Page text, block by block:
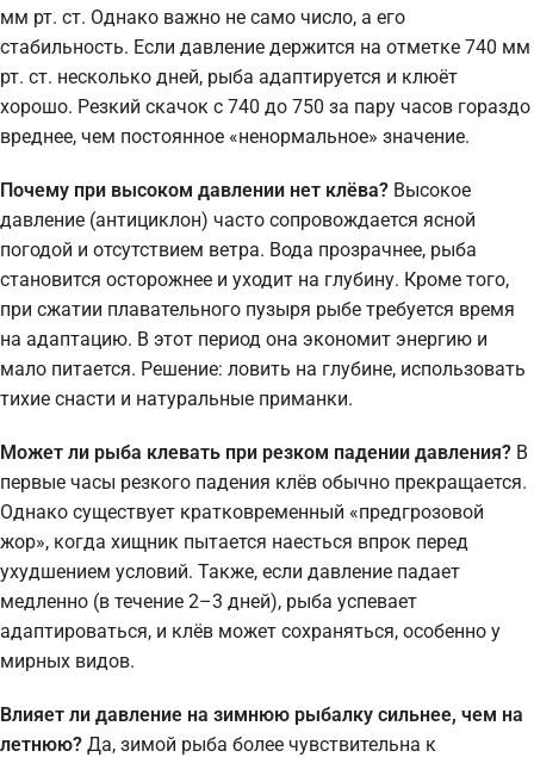
мм рт. ст. Однако важно не само число, а его
стабильность. Если давление держится на отметке 740 мм
рт. ст. несколько дней, рыба адаптируется и клюёт
хорошо. Резкий скачок с 740 до 750 за пару часов гораздо
вреднее, чем постоянное «ненормальное» значение.
Почему при высоком давлении нет клёва? Высокое
давление (антициклон) часто сопровождается ясной
погодой и отсутствием ветра. Вода прозрачнее, рыба
становится осторожнее и уходит на глубину. Кроме того,
при сжатии плавательного пузыря рыбе требуется время
на адаптацию. В этот период она экономит энергию и
мало питается. Решение: ловить на глубине, использовать
тихие снасти и натуральные приманки.
Может ли рыба клевать при резком падении давления? В
первые часы резкого падения клёв обычно прекращается.
Однако существует кратковременный «предгрозовой
жор», когда хищник пытается наесться впрок перед
ухудшением условий. Также, если давление падает
медленно (в течение 2–3 дней), рыба успевает
адаптироваться, и клёв может сохраняться, особенно у
мирных видов.
Влияет ли давление на зимнюю рыбалку сильнее, чем на
летнюю? Да, зимой рыба более чувствительна к